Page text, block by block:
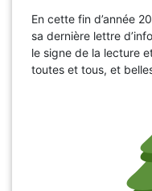
En cette fin d’année
sa dernière lettre
le signe de la lecture
toutes et tous, et